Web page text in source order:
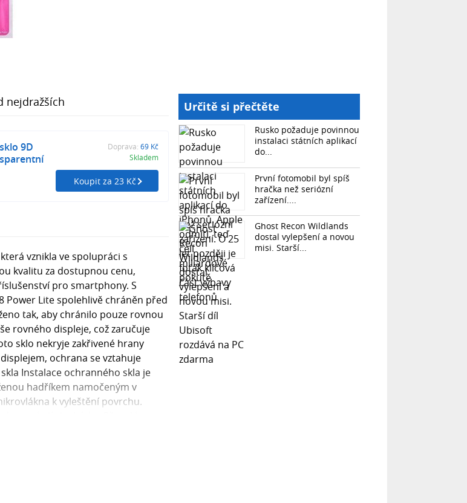
nejdražších
9D
Doprava: 69 Kč
Skladem
Koupit za 23 Kč
vznikla ve spolupráci s
kvalitu za dostupnou cenu,
pro smartphony. S
Power Lite spolehlivě chráněn před
tak, aby chránilo pouze rovnou
rovného displeje, což zaručuje
sklo nekryje zakřivené hrany
ochrana se vztahuje
Instalace ochranného skla je
hadříkem namočeným v
k vyleštění povrchu.
dokonale přichytilo a vzduch se
Přičemž 9H označuje extrémní
je výrazně odolnější než běžné
s tvrdostí 9H spolehlivě chrání
Určitě si přečtěte
Rusko požaduje povinnou
instalaci státních aplikací
do...
První fotomobil byl spíš
hračka než seriózní
zařízení....
Ghost Recon Wildlands
dostal vylepšení a novou
misi. Starší...